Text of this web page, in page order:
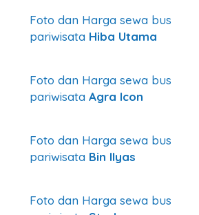
Foto dan Harga sewa bus
pariwisata Hiba Utama
Foto dan Harga sewa bus
pariwisata Agra Icon
Foto dan Harga sewa bus
pariwisata Bin Ilyas
Foto dan Harga sewa bus